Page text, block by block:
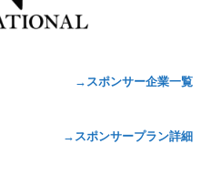
→スポンサー企業一覧
→スポンサープラン詳細